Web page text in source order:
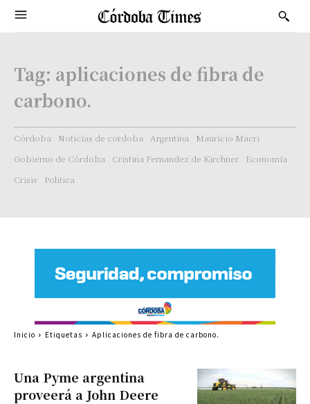
Tag: aplicaciones de fibra de
carbono.
Córdoba Noticias de cordoba Argentina
Mauricio Macri
Gobierno de Córdoba
Cristina Fernandez de Kirchner
Economía
Crisis
Politica
Una Pyme argentina
proveerá a John Deere
Inicio Etiquetas Aplicaciones de fibra de carbono.